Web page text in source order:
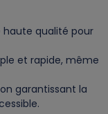
haute qualité pour
et rapide, même
garantissant la